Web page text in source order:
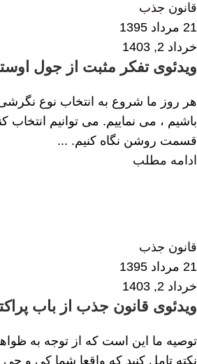
قانون جذب
21 مرداد 1395
خرداد 2, 1403
ویدئوی تفکر مثبت از جول
هر روز ما شروع به انتخاب نوع
باشیم ، می نماییم. می توانیم انتخاب
قسمت روشن نگاه کنیم. ...
ادامه مطلب
قانون جذب
21 مرداد 1395
خرداد 2, 1403
ویدئوی قانون جذب از باب
توصیه ما این است که از توجه به
نکته تامل کنید که واقعا شما کی و چی